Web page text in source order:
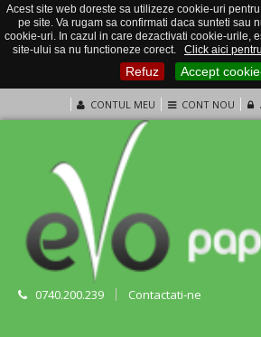
Acest site web doreste sa utilizeze cookie-uri
pe site. Va rugam sa confirmati daca sunteti sau
cookie-uri. In cazul in care dezactivati cookie-urile,
site-ului sa nu functioneze corect.
Click aici
Refuz Accept
CONTUL MEU CONT NOU
0740.200.239 Contactati-ne